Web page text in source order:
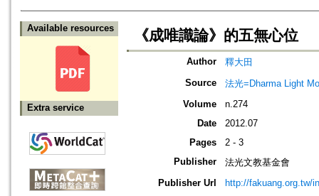
Available resources
Extra service
《成唯識論》的五無心位
Author
釋大田
Source
法光=Dharma Light
Volume
n.274
Date
2012.07
Pages
2 - 3
Publisher
法光文教基金會
Publisher Url
http://fakuang.org.tw/